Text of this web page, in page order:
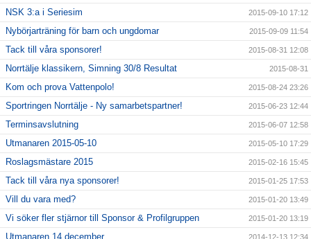
NSK 3:a i Seriesim 2015-09-10 17:12
Nybörjarträning för barn och ungdomar 2015-09-09 11:54
Tack till våra sponsorer! 2015-08-31 12:08
Norrtälje klassikern, Simning 30/8 Resultat 2015-08-31
Kom och prova Vattenpolo! 2015-08-24 23:26
Sportringen Norrtälje - Ny samarbetspartner! 2015-06-23 12:44
Terminsavslutning 2015-06-07 12:58
Utmanaren 2015-05-10 2015-05-10 17:29
Roslagsmästare 2015 2015-02-16 15:45
Tack till våra nya sponsorer! 2015-01-25 17:53
Vill du vara med? 2015-01-20 13:49
Vi söker fler stjärnor till Sponsor & Profilgruppen 2015-01-20 13:19
Utmanaren 14 december 2014-12-13 12:34